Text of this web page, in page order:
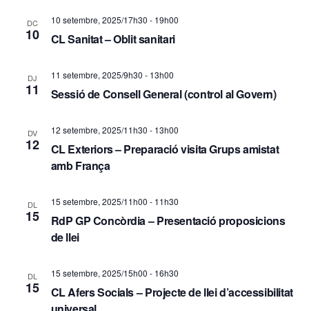
a
'
d
v
e
DC
10 CL Sanitat – Oblit sanitari
10 setembre, 2025/17h30 - 19h00
DJ
11 Sessió de Consell General (control al Govern)
11 setembre, 2025/9h30 - 13h00
DV
12
CL Exteriors – Preparació visita Grups amistat
amb França
12 setembre, 2025/11h30 - 13h00
DL
15
RdP GP Concòrdia – Presentació proposicions
de llei
15 setembre, 2025/11h00 - 11h30
DL
15
CL Afers Socials – Projecte de llei d’accessibilitat
15 setembre, 2025/15h00 - 16h30